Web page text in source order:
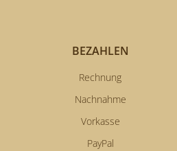
BEZAHLEN
Rechnung
Nachnahme
Vorkasse
PayPal